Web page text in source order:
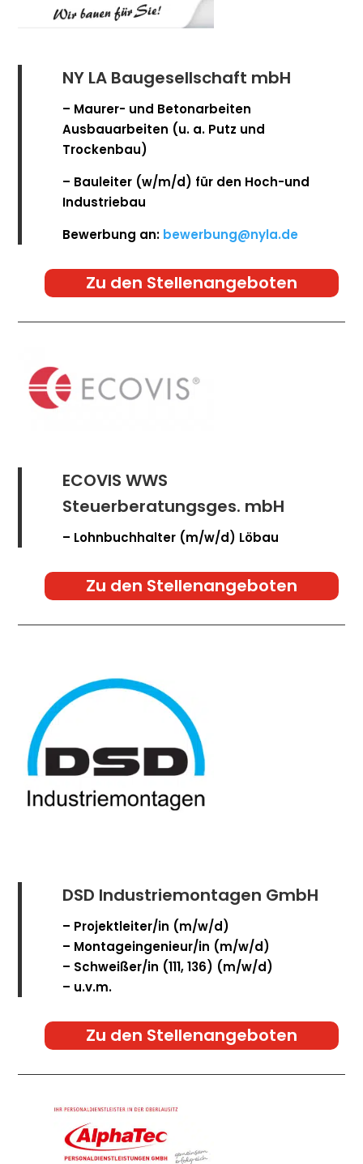
NY LA Baugesellschaft mbH
– Maurer- und Betonarbeiten
Ausbauarbeiten (u. a. Putz und
Trockenbau)
– Bauleiter (w/m/d) für den Hoch-und
Industriebau
Bewerbung an: bewerbung@nyla.de
Zu den Stellenangeboten
ECOVIS WWS
Steuerberatungsges. mbH
– Lohnbuchhalter (m/w/d) Löbau
Zu den Stellenangeboten
DSD Industriemontagen GmbH
– Projektleiter/in (m/w/d)
– Montageingenieur/in (m/w/d)
– Schweißer/in (111, 136) (m/w/d)
– u.v.m.
Zu den Stellenangeboten